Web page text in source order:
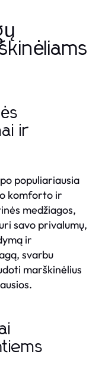
ir
populiariausia
komforto ir
medžiagos,
savo privalumų,
ir
svarbu
marškinėlius